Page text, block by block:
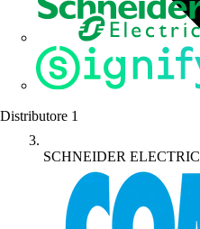
Distributore 1
SCHNEIDER ELECTRIC